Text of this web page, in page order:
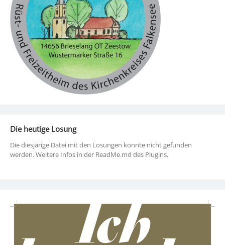
Die heutige Losung
Die diesjärige Datei mit den Losungen konnte nicht gefunden
werden. Weitere Infos in der ReadMe.md des Plugins.